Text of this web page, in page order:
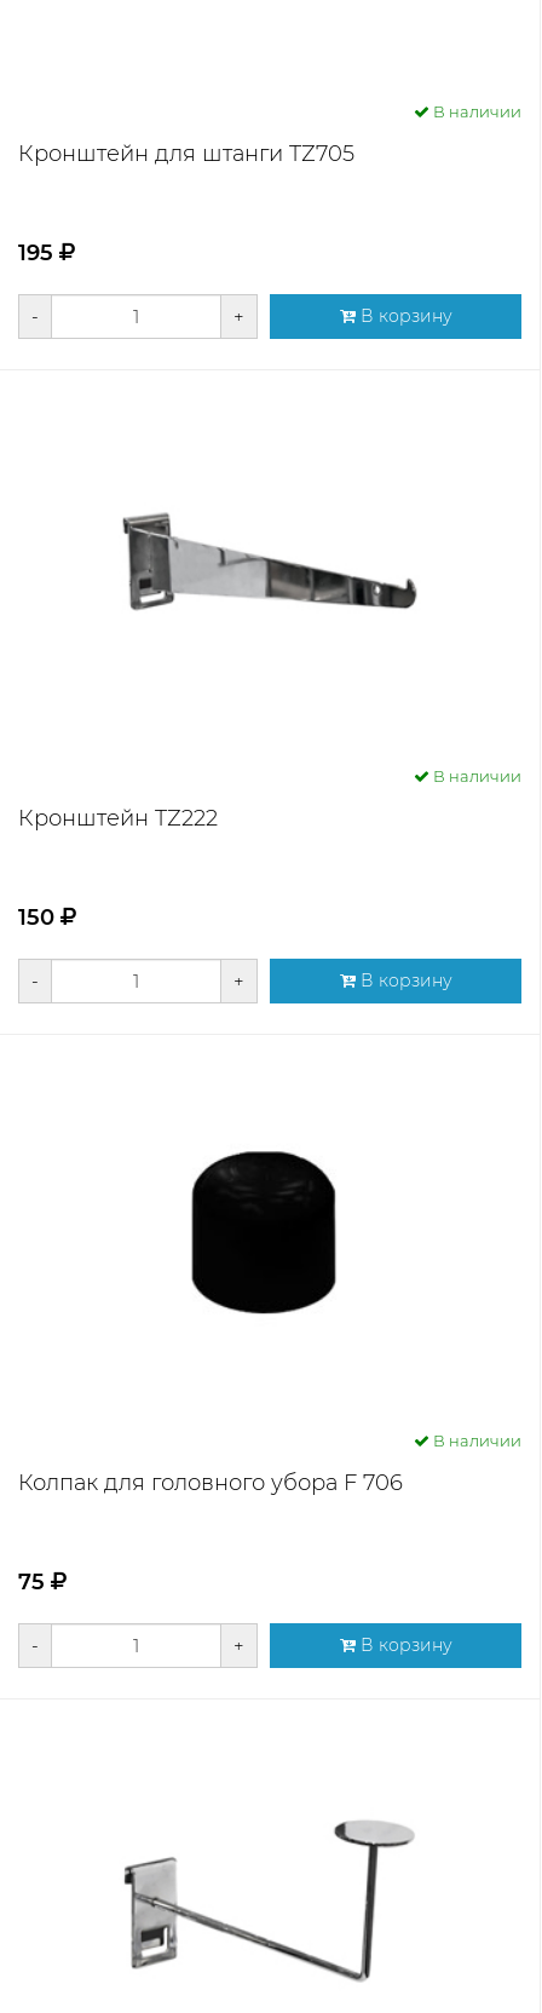
В наличии
Кронштейн для штанги TZ705
195
- + В корзину
В наличии
Кронштейн TZ222
150
- + В корзину
В наличии
Колпак для головного убора F 706
75
- + В корзину